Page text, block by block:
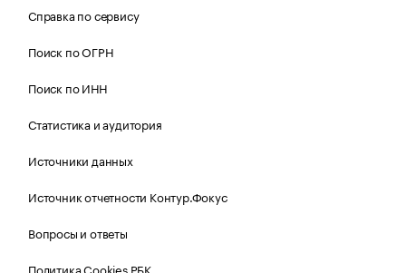
Справка по сервису
Поиск по ОГРН
Поиск по ИНН
Статистика и аудитория
Источники данных
Источник отчетности Контур.Фокус
Вопросы и ответы
Политика Cookies РБК